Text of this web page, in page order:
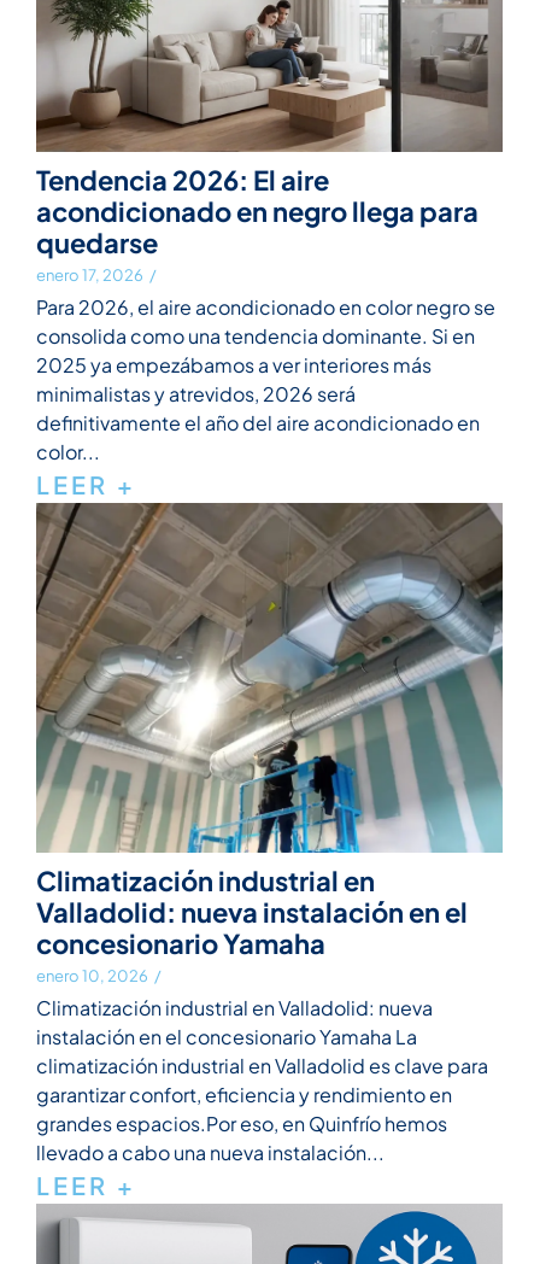
Tendencia 2026: El aire
acondicionado en negro llega para
quedarse
enero 17, 2026 /
Para 2026, el aire acondicionado en color negro se
consolida como una tendencia dominante. Si en
2025 ya empezábamos a ver interiores más
minimalistas y atrevidos, 2026 será
definitivamente el año del aire acondicionado en
color...
LEER +
Climatización industrial en
Valladolid: nueva instalación en el
concesionario Yamaha
enero 10, 2026 /
Climatización industrial en Valladolid: nueva
instalación en el concesionario Yamaha La
climatización industrial en Valladolid es clave para
garantizar confort, eficiencia y rendimiento en
grandes espacios.Por eso, en Quinfrío hemos
llevado a cabo una nueva instalación...
LEER +